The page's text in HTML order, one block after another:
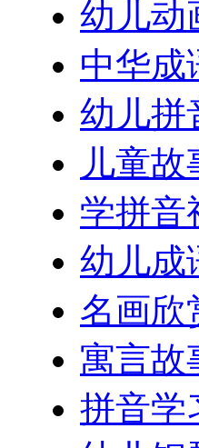
幼儿动
中华成
幼儿拼
儿童故
学拼音
幼儿成
名画欣
寓言故
拼音学